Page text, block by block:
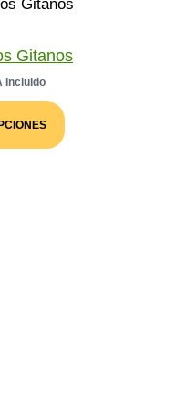
Gitanos
€
Incluido
Producto
Tiene